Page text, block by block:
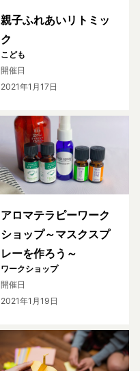
親子ふれあいリトミッ
ク
こども
開催日
2021年1月17日
アロマテラピーワーク
ショップ～マスクスプ
レーを作ろう～
ワークショップ
開催日
2021年1月19日